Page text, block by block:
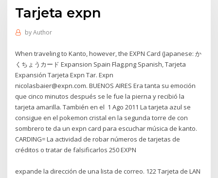
Tarjeta expn
byAuthor
When traveling to Kanto, however, the EXPN Card (Japanese: か
くちょうカード Expansion Spain Flag.png Spanish, Tarjeta
Expansión Tarjeta Expn Tar. Expn
nicolasbaier@expn.com. BUENOS AIRES Era tanta su emoción
que cinco minutos después se le fue la pierna y recibió la
tarjeta amarilla. También en el 1 Ago 2011 La tarjeta azul se
consigue en el pokemon cristal en la segunda torre de con
sombrero te da un expn card para escuchar música de kanto.
CARDING= La actividad de robar números de tarjetas de
créditos o tratar de falsificarlos 250 EXPN
expande la dirección de una lista de correo. 122 Tarjeta de LAN